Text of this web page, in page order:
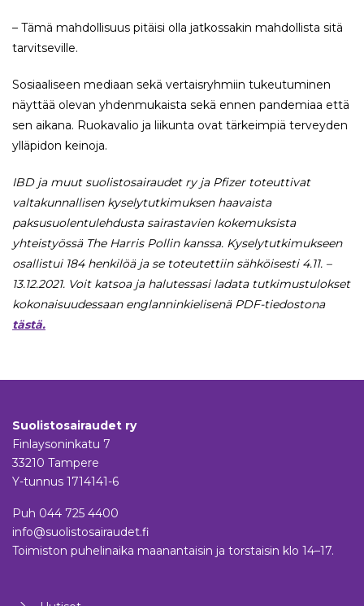
– Tämä mahdollisuus pitäisi olla jatkossakin mahdollista sitä
tarvitseville.
Sosiaaliseen mediaan sekä vertaisryhmiin tukeutuminen
näyttää olevan yhdenmukaista sekä ennen pandemiaa että
sen aikana. Ruokavalio ja liikunta ovat tärkeimpiä terveyden
ylläpidon keinoja.
IBD ja muut suolistosairaudet ry ja Pfizer toteuttivat
valtakunnallisen kyselytutkimuksen haavaista
paksusuolentulehdusta sairastavien kokemuksista
yhteistyössä The Harris Pollin kanssa. Kyselytutkimukseen
osallistui 184 henkilöä ja se toteutettiin sähköisesti 4.11. –
13.12.2021. Voit katsoa ja halutessasi ladata tutkimustulokset
kokonaisuudessaan englanninkielisenä PDF-tiedostona
tästä.
Suolistosairaudet ry
Finlaysoninkatu 7
33210 Tampere
Y-tunnus 1714141-6
Puh 044 725 4400
info@suolistosairaudet.fi
Toimiston puhelinaika maanantaisin ja torstaisin klo 14–17.